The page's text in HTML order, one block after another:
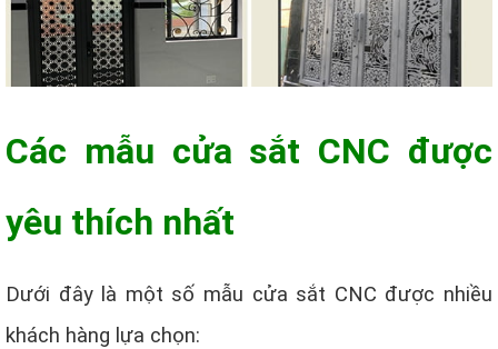
Các mẫu cửa sắt CNC được
yêu thích nhất
Dưới đây là một số mẫu cửa sắt CNC được nhiều
khách hàng lựa chọn: